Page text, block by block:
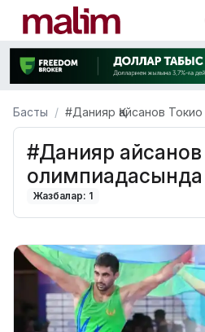
Басты #Данияр Қайсанов
#Данияр
олимпиадасында
Жазбалар: 1